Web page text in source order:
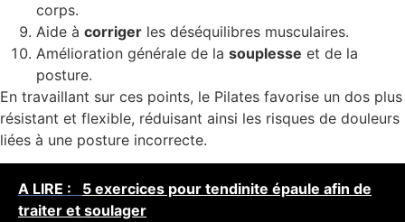
corps.
Aide à corriger les déséquilibres musculaires.
Amélioration générale de la souplesse et de la
posture.
En travaillant sur ces points, le Pilates favorise un dos plus
résistant et flexible, réduisant ainsi les risques de douleurs
liées à une posture incorrecte.
A LIRE :
5 exercices pour tendinite épaule afin de
traiter et soulager